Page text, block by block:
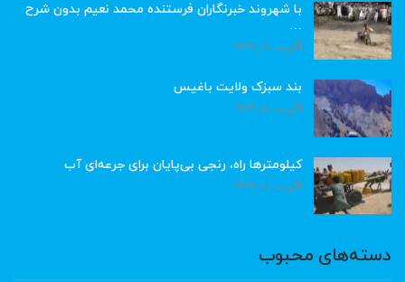
با شهروند خبرنگاران فرستنده محمد نعیم بدون شرح
…
آگوست 8, 2026
بند سبزک ولایت باغیس
آگوست 8, 2026
کیلومترها راه، رنجی بی‌پایان برای جرعه‌ای آب
آگوست 8, 2026
دسته‌های محبوب